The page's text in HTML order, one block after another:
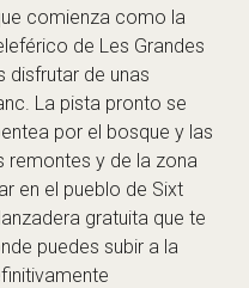
comienza como la
de Les Grandes
disfrutar de unas
La pista pronto se
por el bosque y las
remontes y de la zona
en el pueblo de Sixt
gratuita que te
puedes subir a la